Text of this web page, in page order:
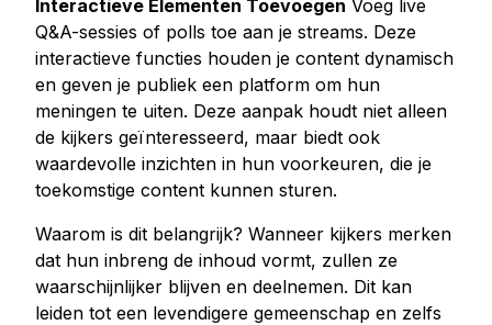
Interactieve Elementen Toevoegen Voeg live
Q&A-sessies of polls toe aan je streams. Deze
interactieve functies houden je content dynamisch
en geven je publiek een platform om hun
meningen te uiten. Deze aanpak houdt niet alleen
de kijkers geïnteresseerd, maar biedt ook
waardevolle inzichten in hun voorkeuren, die je
toekomstige content kunnen sturen.
Waarom is dit belangrijk? Wanneer kijkers merken
dat hun inbreng de inhoud vormt, zullen ze
waarschijnlijker blijven en deelnemen. Dit kan
leiden tot een levendigere gemeenschap en zelfs